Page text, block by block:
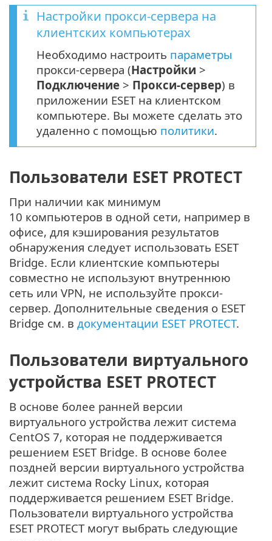
Настройки прокси-сервера на
клиентских компьютерах
Необходимо настроить параметры
прокси-сервера (Настройки >
Подключение > Прокси-сервер) в
приложении ESET на клиентском
компьютере. Вы можете сделать это
удаленно с помощью политики.
Пользователи ESET PROTECT
При наличии как минимум
10 компьютеров в одной сети, например в
офисе, для кэширования результатов
обнаружения следует использовать ESET
Bridge. Если клиентские компьютеры
совместно не используют внутреннюю
сеть или VPN, не используйте прокси-
сервер. Дополнительные сведения о ESET
Bridge см. в документации ESET PROTECT.
Пользователи виртуального
устройства ESET PROTECT
В основе более ранней версии
виртуального устройства лежит система
CentOS 7, которая не поддерживается
решением ESET Bridge. В основе более
поздней версии виртуального устройства
лежит система Rocky Linux, которая
поддерживается решением ESET Bridge.
Пользователи виртуального устройства
ESET PROTECT могут выбрать следующие